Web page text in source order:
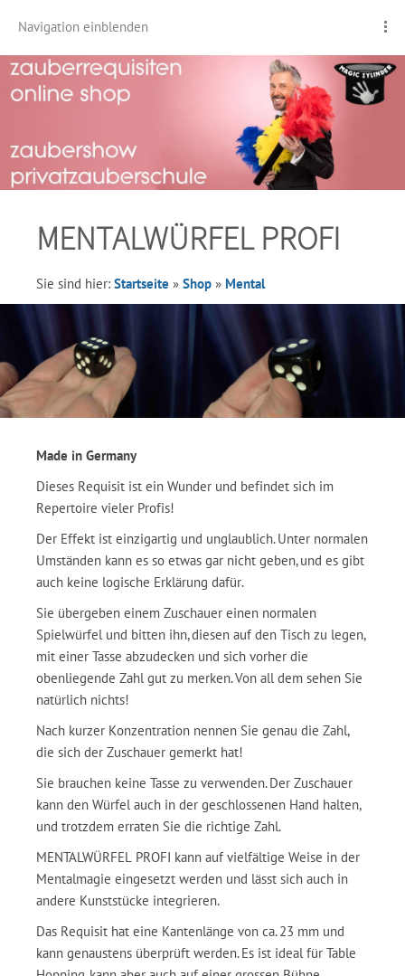
Navigation einblenden
MENTALWÜRFEL PROFI
Sie sind hier: Startseite » Shop » Mental
Made in Germany
Dieses Requisit ist ein Wunder und befindet sich im
Repertoire vieler Profis!
Der Effekt ist einzigartig und unglaublich. Unter normalen
Umständen kann es so etwas gar nicht geben, und es gibt
auch keine logische Erklärung dafür.
Sie übergeben einem Zuschauer einen normalen
Spielwürfel und bitten ihn, diesen auf den Tisch zu legen,
mit einer Tasse abzudecken und sich vorher die
obenliegende Zahl gut zu merken. Von all dem sehen Sie
natürlich nichts!
Nach kurzer Konzentration nennen Sie genau die Zahl,
die sich der Zuschauer gemerkt hat!
Sie brauchen keine Tasse zu verwenden. Der Zuschauer
kann den Würfel auch in der geschlossenen Hand halten,
und trotzdem erraten Sie die richtige Zahl.
MENTALWÜRFEL PROFI kann auf vielfältige Weise in der
Mentalmagie eingesetzt werden und lässt sich auch in
andere Kunststücke integrieren.
Das Requisit hat eine Kantenlänge von ca. 23 mm und
kann genaustens überprüft werden. Es ist ideal für Table